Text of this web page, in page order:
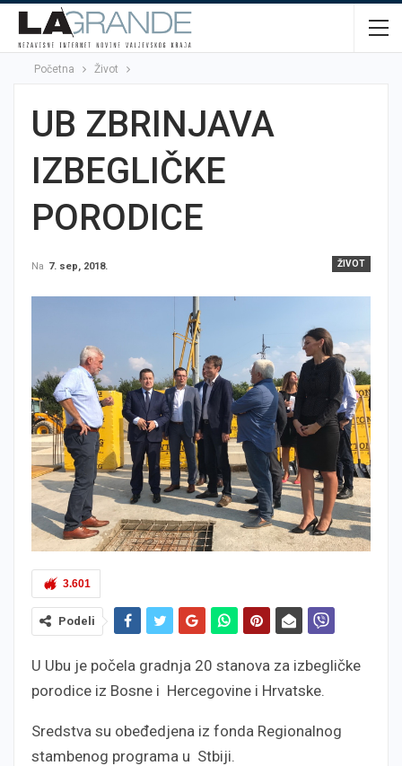
Početna Život
UB ZBRINJAVA
IZBEGLIČKE
PORODICE
ŽIVOT
Na 7. sep, 2018.
3.601
Podeli
U Ubu je počela gradnja 20 stanova za izbegličke
porodice iz Bosne i Hercegovine i Hrvatske.
Sredstva su obeđedjena iz fonda Regionalnog
stambenog programa u Stbiji.